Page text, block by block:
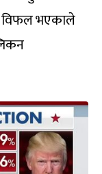
विफल भएकाले